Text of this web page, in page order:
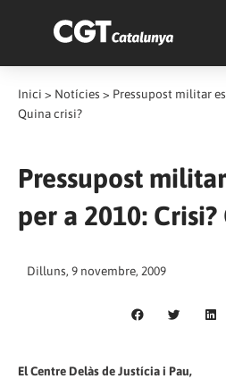
Inici > Notícies > Pressupost militar
Quina crisi?
Pressupost
per a 2010:
Dilluns, 9 novembre, 2009
El Centre Delàs de Justícia i Pau,